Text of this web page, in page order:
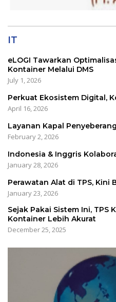
IT
eLOGI Tawarkan
Kontainer Melalui DMS
July 1, 2026
Perkuat Ekosistem Digital,
April 16, 2026
Layanan Kapal
February 2, 2026
Indonesia & Inggris
January 28, 2026
Perawatan Alat di TPS, Kini
January 23, 2026
Sejak Pakai Sistem Ini, TPS
Kontainer Lebih Akurat
December 25, 2025